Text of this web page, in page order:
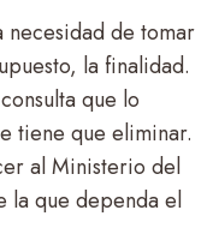
necesidad de tomar
la finalidad.
que lo
tiene que eliminar.
al Ministerio del
la que dependa el